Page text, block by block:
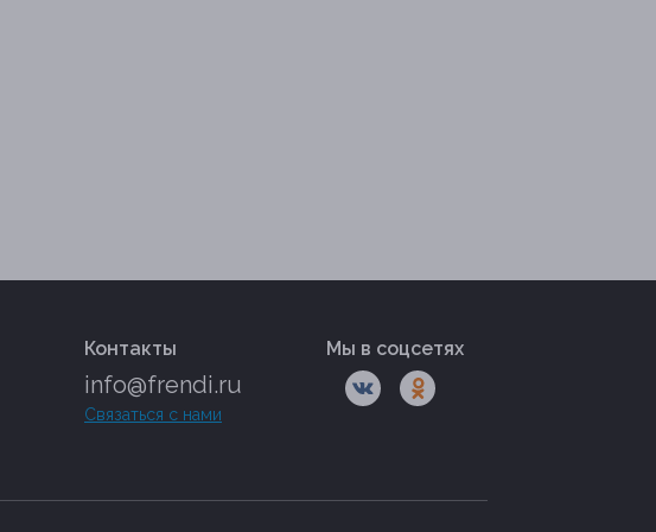
Контакты
info@frendi.ru
Связаться с нами
Мы в соцсетях